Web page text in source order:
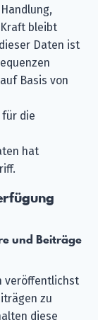
bleibt
Daten ist
Basis von
für die
hat
und Beiträge
veröffentlichst
zu
diese